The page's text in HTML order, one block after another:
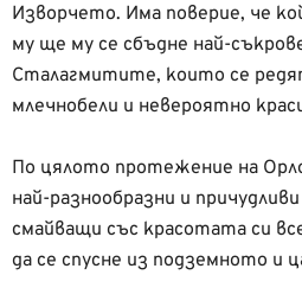
Изворчето. Има поверие, че
му ще му се сбъдне най-
Сталагмитите, които се
млечнобели и невероятно
По цялото протежение на
най-разнообразни и
смайващи със красотата си
да се спусне из подземното и